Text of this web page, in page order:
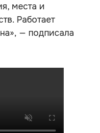
места и
Работает
— подписала